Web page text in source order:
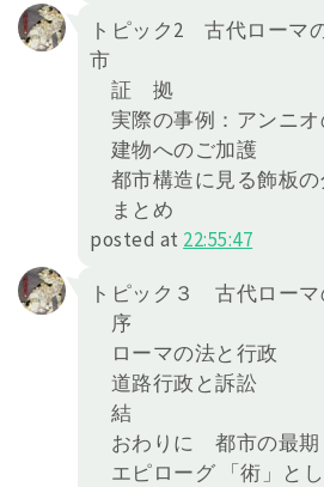
トピック2 古代ローマ
市
証 拠
実際の事例：アンニオ
建物へのご加護
都市構造に見る飾板の
まとめ
posted at 22:55:47
トピック３ 古代ローマ
序
ローマの法と行政
道路行政と訴訟
結
おわりに 都市の最期
エピローグ 「術」と